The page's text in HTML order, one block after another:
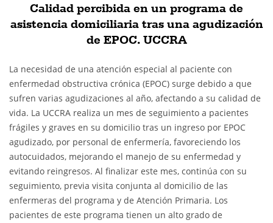
Calidad percibida en un programa de
asistencia domiciliaria tras una agudización
de EPOC. UCCRA
La necesidad de una atención especial al paciente con
enfermedad obstructiva crónica (EPOC) surge debido a que
sufren varias agudizaciones al año, afectando a su calidad de
vida. La UCCRA realiza un mes de seguimiento a pacientes
frágiles y graves en su domicilio tras un ingreso por EPOC
agudizado, por personal de enfermería, favoreciendo los
autocuidados, mejorando el manejo de su enfermedad y
evitando reingresos. Al finalizar este mes, continúa con su
seguimiento, previa visita conjunta al domicilio de las
enfermeras del programa y de Atención Primaria. Los
pacientes de este programa tienen un alto grado de